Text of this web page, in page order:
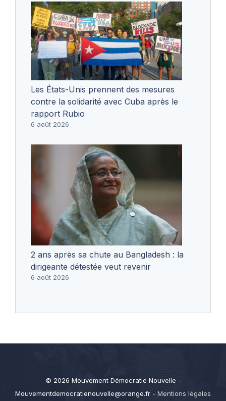
Les États-Unis prennent des mesures
contre la solidarité avec Cuba après le
rapport Rubio
6 août 2026
2 ans après sa chute au Bangladesh : la
dirigeante détestée veut revenir
6 août 2026
© 2026 Mouvement Démocratie Nouvelle -
Mouvementdemocratienouvelle@orange.fr - Mentions légales